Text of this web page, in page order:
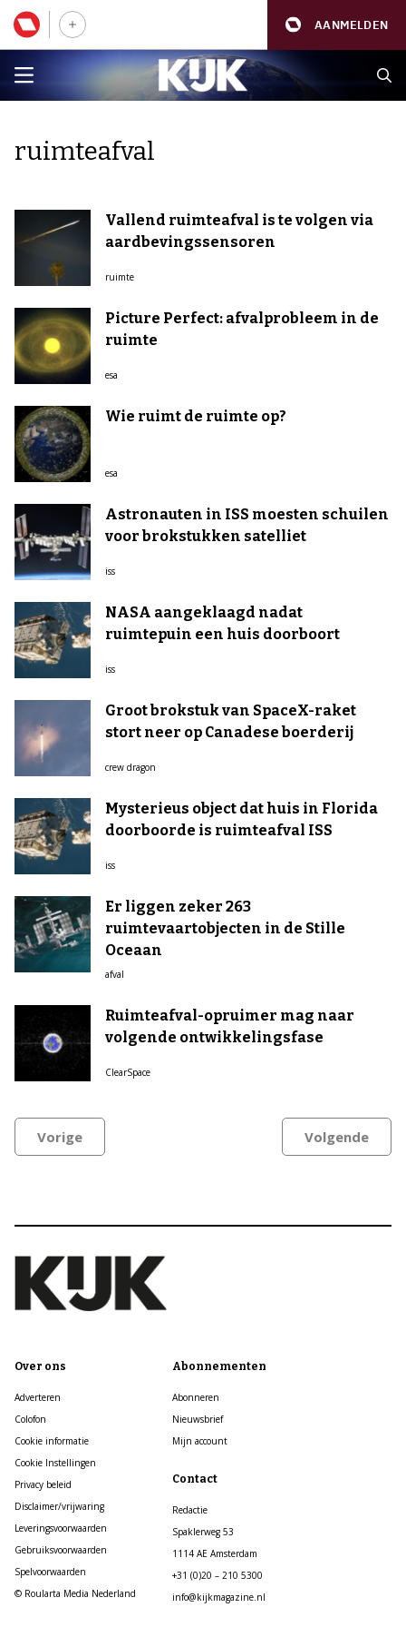
AANMELDEN
ruimteafval
Vallend ruimteafval is te volgen via
aardbevingssensoren
ruimte
Picture Perfect: afvalprobleem in de
ruimte
esa
Wie ruimt de ruimte op?
esa
Astronauten in ISS moesten schuilen
voor brokstukken satelliet
iss
NASA aangeklaagd nadat
ruimtepuin een huis doorboort
iss
Groot brokstuk van SpaceX-raket
stort neer op Canadese boerderij
crew dragon
Mysterieus object dat huis in Florida
doorboorde is ruimteafval ISS
iss
Er liggen zeker 263
ruimtevaartobjecten in de Stille
Oceaan
afval
Ruimteafval-opruimer mag naar
volgende ontwikkelingsfase
ClearSpace
Vorige Volgende
Over ons
Adverteren
Colofon
Cookie informatie
Cookie Instellingen
Privacy beleid
Disclaimer/vrijwaring
Leveringsvoorwaarden
Gebruiksvoorwaarden
Spelvoorwaarden
© Roularta Media Nederland
Abonnementen
Abonneren
Nieuwsbrief
Mijn account
Contact
Redactie
Spaklerweg 53
1114 AE Amsterdam
+31 (0)20 – 210 5300
info@kijkmagazine.nl